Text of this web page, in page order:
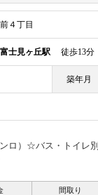
４丁目
富士見ヶ丘駅 徒歩13分
築年月
ンロ）☆バス・トイ
間取り